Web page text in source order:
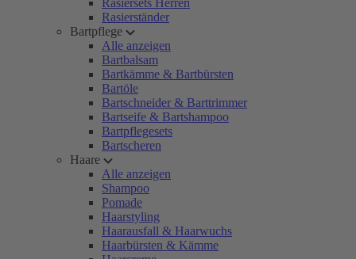
Rasiersets Herren
Rasierständer
Bartpflege
Alle anzeigen
Bartbalsam
Bartkämme & Bartbürsten
Bartöle
Bartschneider & Barttrimmer
Bartseife & Bartshampoo
Bartpflegesets
Bartscheren
Haare
Alle anzeigen
Shampoo
Pomade
Haarstyling
Haarausfall & Haarwuchs
Haarbürsten & Kämme